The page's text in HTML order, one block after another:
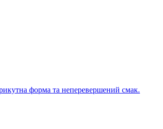
форма та неперевершений смак.